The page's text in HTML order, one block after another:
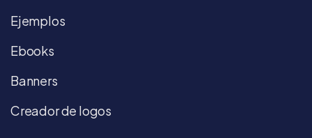
Ejemplos
Ebooks
Banners
Creador de logos